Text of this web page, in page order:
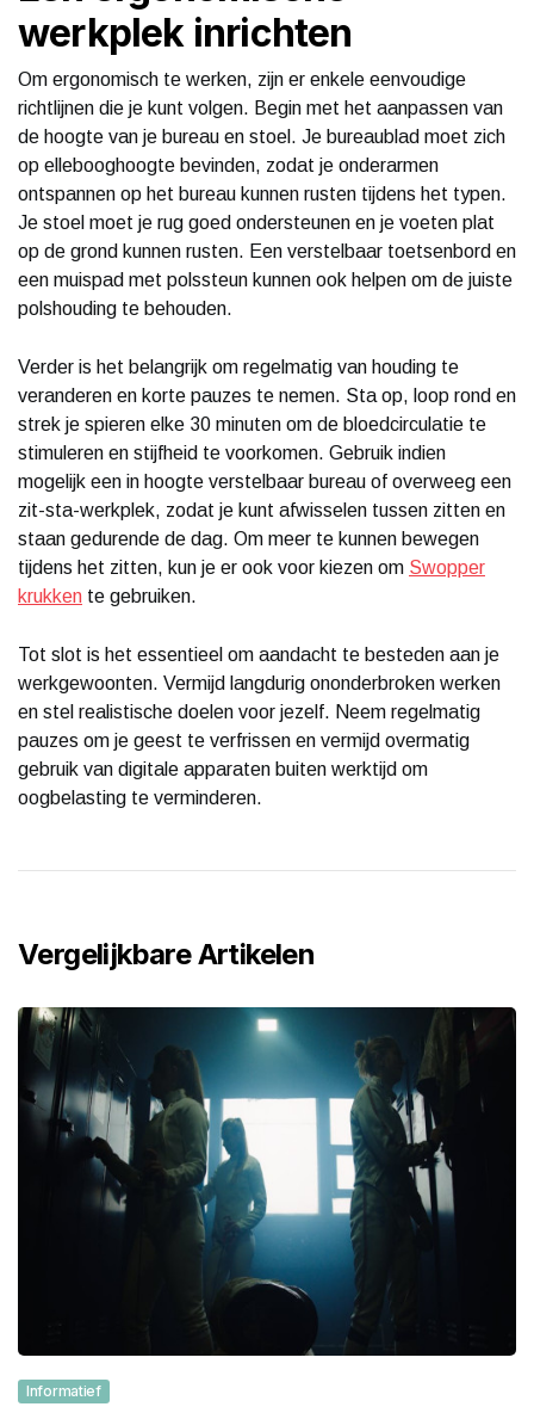
werkplek inrichten
Om ergonomisch te werken, zijn er enkele eenvoudige
richtlijnen die je kunt volgen. Begin met het aanpassen van
de hoogte van je bureau en stoel. Je bureaublad moet zich
op ellebooghoogte bevinden, zodat je onderarmen
ontspannen op het bureau kunnen rusten tijdens het typen.
Je stoel moet je rug goed ondersteunen en je voeten plat
op de grond kunnen rusten. Een verstelbaar toetsenbord en
een muispad met polssteun kunnen ook helpen om de juiste
polshouding te behouden.
Verder is het belangrijk om regelmatig van houding te
veranderen en korte pauzes te nemen. Sta op, loop rond en
strek je spieren elke 30 minuten om de bloedcirculatie te
stimuleren en stijfheid te voorkomen. Gebruik indien
mogelijk een in hoogte verstelbaar bureau of overweeg een
zit-sta-werkplek, zodat je kunt afwisselen tussen zitten en
staan gedurende de dag. Om meer te kunnen bewegen
tijdens het zitten, kun je er ook voor kiezen om Swopper
krukken te gebruiken.
Tot slot is het essentieel om aandacht te besteden aan je
werkgewoonten. Vermijd langdurig ononderbroken werken
en stel realistische doelen voor jezelf. Neem regelmatig
pauzes om je geest te verfrissen en vermijd overmatig
gebruik van digitale apparaten buiten werktijd om
oogbelasting te verminderen.
Vergelijkbare Artikelen
Informatief